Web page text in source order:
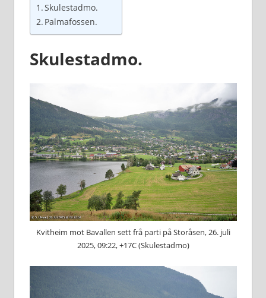
Skulestadmo.
Palmafossen.
Skulestadmo.
Kvitheim mot Bavallen sett frå parti på Storåsen, 26. juli
2025, 09:22, +17C (Skulestadmo)